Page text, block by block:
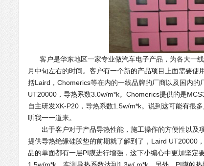
客户是华东地区一家专业做汽车电子产品，为各大一
月中旬左右的时间。客户有一个新的产品项目上面需要
括Laird，Chomerics等在内的一线品牌的厂商以及国内
UT20000，导热系数3.0w/m*k。Chomerics提供的是
自主研发XK-P20，导热系数1.5w/m*k。说到这可能有很
听我一一道来。
出于客户对于产品导热性能，施工操作的方便性以及
提供导热绝缘硅胶垫的前期就了解到了，Laird UT20000
品的单面都有一层PI膜进行增强，这下小编心中更加坚